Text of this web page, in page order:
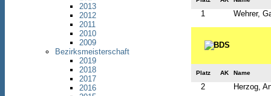
2013
2012
2011
2010
2009
Bezirksmeisterschaft
2019
2018
2017
2016
1 Wehrer,
Platz AK Name
2 Herzog,